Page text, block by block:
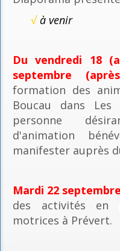
√à venir
Du vendredi 18
septembre
formation des
Boucau dans
personne
d'animation
manifester auprès
Mardi 22 septembre
des activités en
motrices à Prévert.